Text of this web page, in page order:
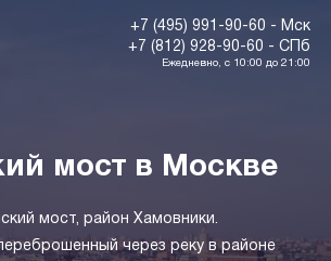
+7 (495) 991-90-60 - Мск
+7 (812) 928-90-60 - СПб
Ежедневно, с 10:00 до 21:00
мост в Москве
мост, район Хамовники.
через реку в районе